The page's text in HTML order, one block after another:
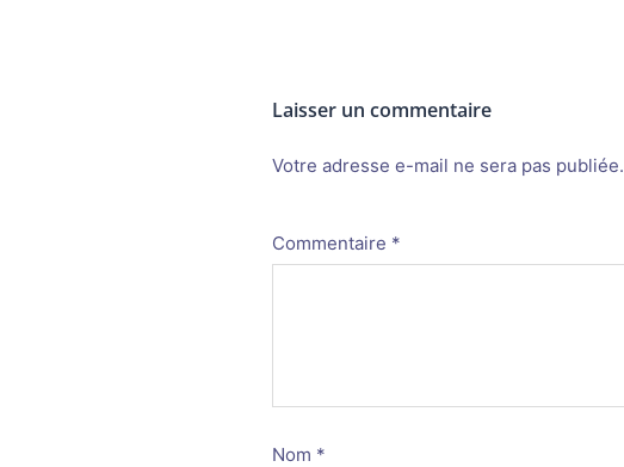
Laisser un commentaire
Votre adresse e-mail ne sera pas publiée.
Commentaire *
Nom *
Alternative: